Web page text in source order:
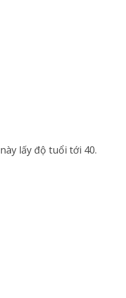
này lấy độ tuổi tới 40.